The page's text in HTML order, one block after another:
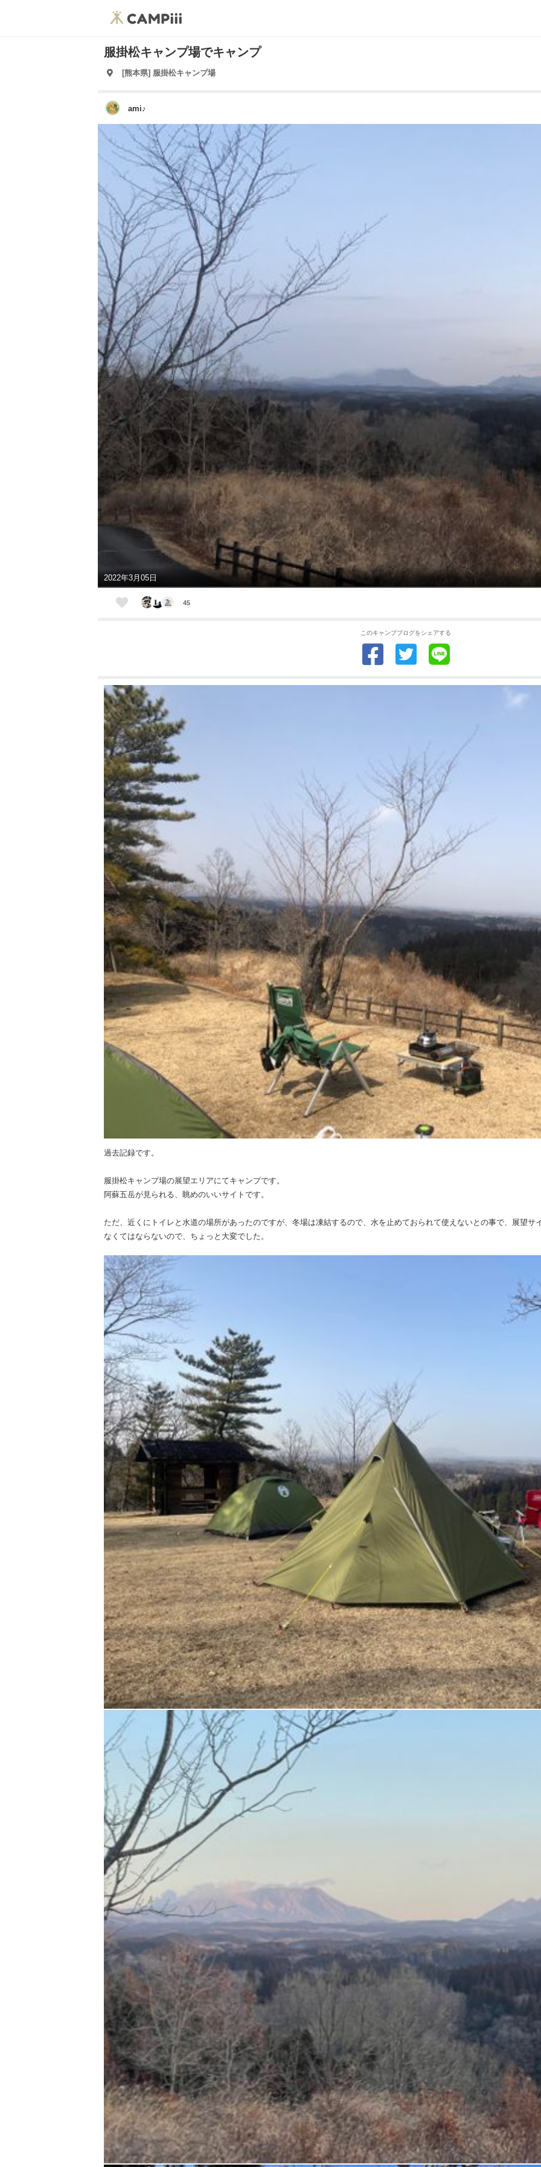
服掛松キャンプ場でキャンプ
[熊本県] 服掛松キャンプ場
ami♪
2022年3月05日
45
このキャンプブログをシェアする
過去記録です。
服掛松キャンプ場の展望エリアにてキャンプです。
阿蘇五岳が見られる、眺めのいいサイトです。
ただ、近くにトイレと水道の場所があったのですが、冬場は凍結するので、水を止めておられて使えないとの事で、展望サ
なくてはならないので、ちょっと大変でした。